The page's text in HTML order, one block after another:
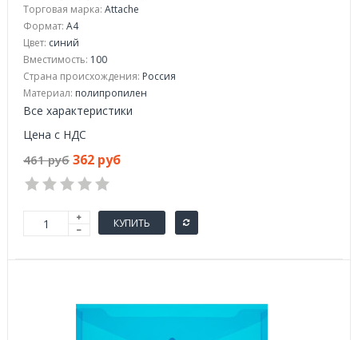
Торговая марка: Attache
Формат: А4
Цвет: синий
Вместимость: 100
Страна происхождения: Россия
Материал: полипропилен
Все характеристики
Цена с НДС
461 руб 362 руб
КУПИТЬ